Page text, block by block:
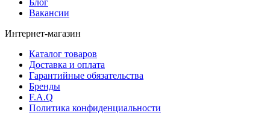
Блог
Вакансии
Интернет-магазин
Каталог товаров
Доставка и оплата
Гарантийные обязательства
Бренды
F.A.Q
Политика конфиденциальности